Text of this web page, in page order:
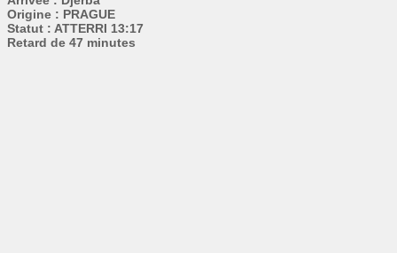
Origine : PRAGUE
Statut : ATTERRI 13:17
Retard de 47 minutes